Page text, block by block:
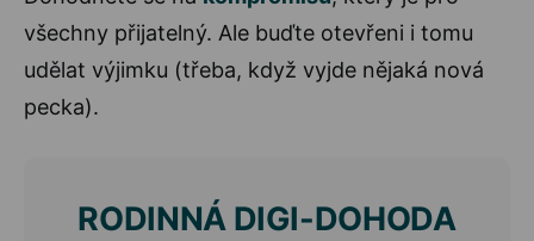
všechny přijatelný. Ale buďte otevřeni i tomu
udělat výjimku (třeba, když vyjde nějaká nová
pecka).
RODINNÁ DIGI-DOHODA